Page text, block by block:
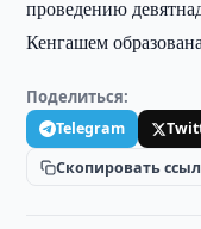
проведению
Кенгашем
Поделиться:
Telegram
Скопировать